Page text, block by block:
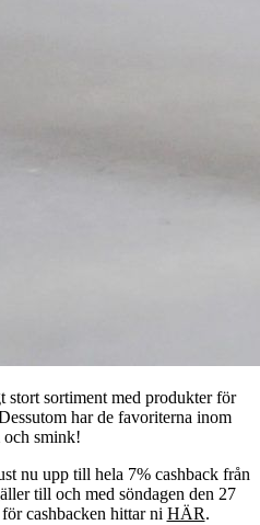
stort sortiment med produkter för
har de favoriterna inom
smink!
nu upp till hela 7% cashback från
till och med söndagen den 27
cashbacken hittar ni HÄR.